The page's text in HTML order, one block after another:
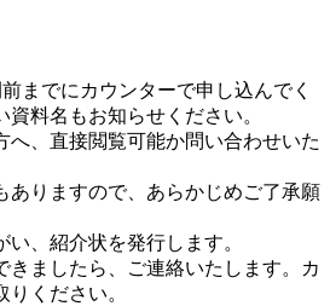
までにカウンターで申し込んでく
資料名もお知らせください。
へ、直接閲覧可能か問い合わせいた
ありますので、あらかじめご了承願
い、紹介状を発行します。
きましたら、ご連絡いたします。カ
りください。